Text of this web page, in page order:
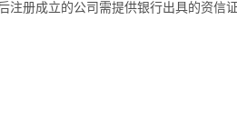
注册成立的公司需提供银行出具的资信证